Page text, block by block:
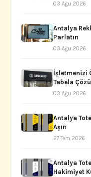
03 Ağu 2026
Antalya
Parlatın
03 Ağu 2026
İşletmenizi
Tabela
03 Ağu 2026
Antalya
Aşın
27 Tem 2026
Antalya
Hakimiyet